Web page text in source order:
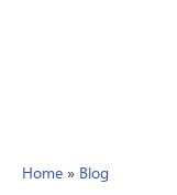
Home » Blog